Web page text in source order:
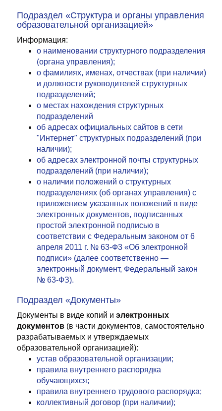
Подраздел «Структура и органы управления
образовательной организацией»
Информация:
о наименовании структурного подразделения
(органа управления);
о фамилиях, именах, отчествах (при наличии)
и должности руководителей структурных
подразделений;
о местах нахождения структурных
подразделений
об адресах официальных сайтов в сети
"Интернет" структурных подразделений (при
наличии);
об адресах электронной почты структурных
подразделений (при наличии);
о наличии положений о структурных
подразделениях (об органах управления) с
приложением указанных положений в виде
электронных документов, подписанных
простой электронной подписью в
соответствии с Федеральным законом от 6
апреля 2011 г. № 63-Ф3 «Об электронной
подписи» (далее соответственно —
электронный документ, Федеральный закон
№ 63-ФЗ).
Подраздел «Документы»
Документы в виде копий и электронных
документов (в части документов, самостоятельно
разрабатываемых и утверждаемых
образовательной организацией):
устав образовательной организации;
правила внутреннего распорядка
обучающихся;
правила внутреннего трудового распорядка;
коллективный договор (при наличии);